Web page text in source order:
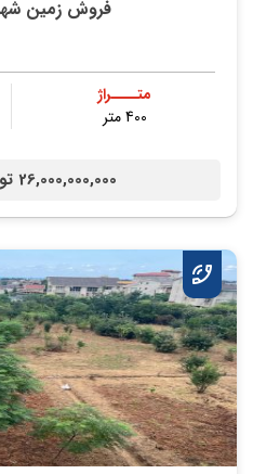
فروش زمین
متــــراژ
400 متر
26,000,000,000 تومان /